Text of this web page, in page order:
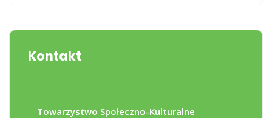
Kontakt
Towarzystwo Społeczno-Kulturalne